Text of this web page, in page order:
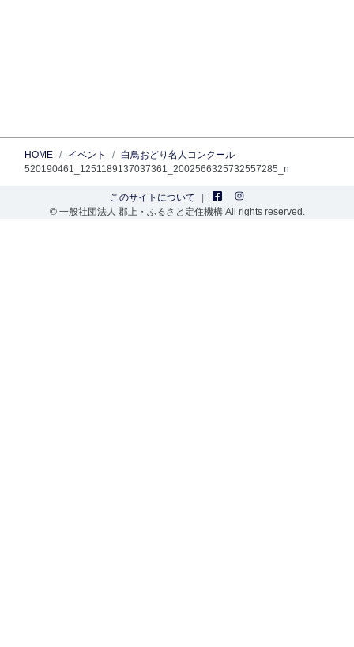
HOME イベント
白鳥おどり名人コンクール
520190461_1251189137037361_2002566325732557285_n
このサイトについて
© 一般社団法人 郡上・ふるさと定住機構 All rights reserved.